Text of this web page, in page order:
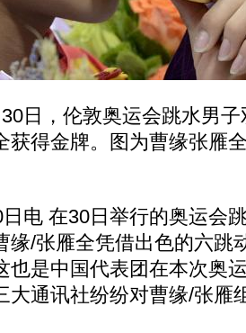
，伦敦奥运会跳水男子
获得金牌。图为曹缘张雁
在30日举行的奥运会
缘/张雁全凭借出色的六跳
也是中国代表团在本次奥
大通讯社纷纷对曹缘/张雁